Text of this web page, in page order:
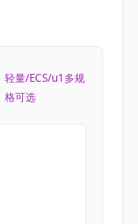
轻量/ECS/u1多规
格可选